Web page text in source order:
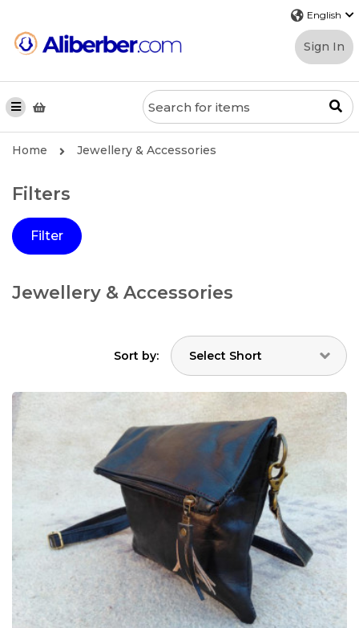
Sign In
Home Jewellery & Accessories
Filters
Filter
Jewellery & Accessories
Sort by: